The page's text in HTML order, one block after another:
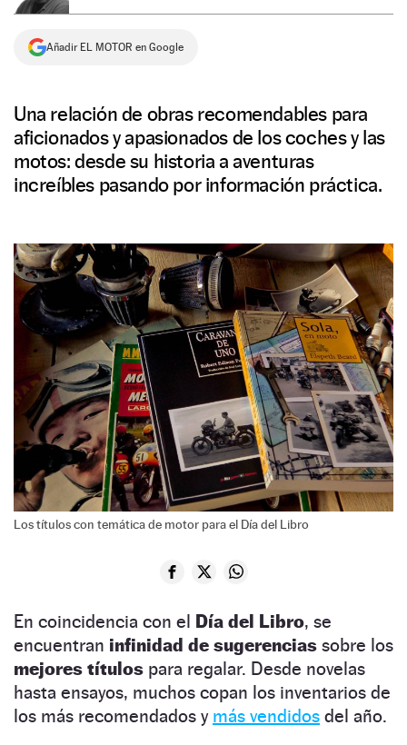
Añadir EL MOTOR en Google
Una relación de obras recomendables para
aficionados y apasionados de los coches y las
motos: desde su historia a aventuras
increíbles pasando por información práctica.
Los títulos con temática de motor para el Día del Libro
En coincidencia con el Día del Libro, se
encuentran infinidad de sugerencias sobre los
mejores títulos para regalar. Desde novelas
hasta ensayos, muchos copan los inventarios de
los más recomendados y más vendidos del año.